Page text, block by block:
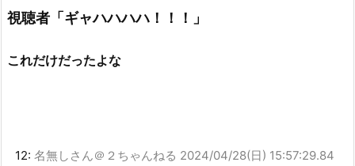
視聴者「ギャハハハハ！！！」
これだけだったよな
12: 名無しさん＠２ちゃんねる 2024/04/28(日) 15:57:29.84